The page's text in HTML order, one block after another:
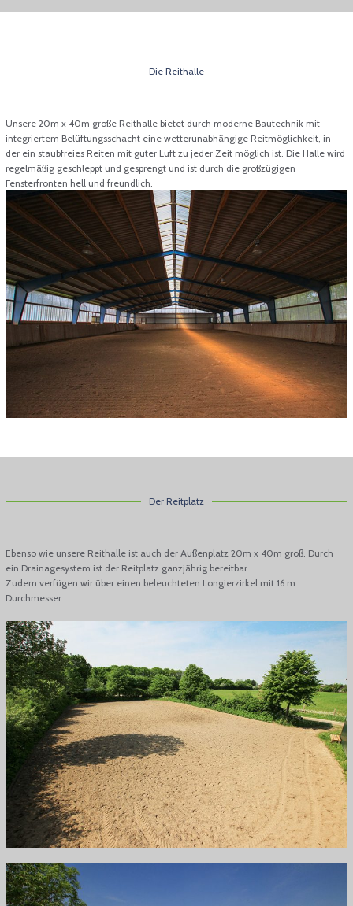
Die Reithalle
Unsere 20m x 40m große Reithalle bietet durch moderne Bautechnik mit
integriertem Belüftungsschacht eine wetterunabhängige Reitmöglichkeit, in
der ein staubfreies Reiten mit guter Luft zu jeder Zeit möglich ist. Die Halle wird
regelmäßig geschleppt und gesprengt und ist durch die großzügigen
Fensterfronten hell und freundlich.
Der Reitplatz
Ebenso wie unsere Reithalle ist auch der Außenplatz 20m x 40m groß. Durch
ein Drainagesystem ist der Reitplatz ganzjährig bereitbar.
Zudem verfügen wir über einen beleuchteten Longierzirkel mit 16 m
Durchmesser.